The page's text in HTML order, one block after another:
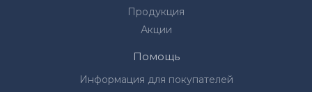
Продукция
Акции
Помощь
Информация для покупателей